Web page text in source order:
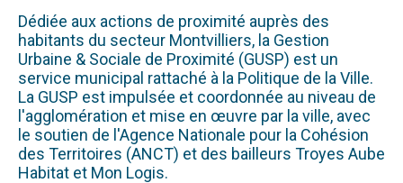
Dédiée aux actions de proximité auprès des
habitants du secteur Montvilliers, la Gestion
Urbaine & Sociale de Proximité (GUSP) est un
service municipal rattaché à la Politique de la Ville.
La GUSP est impulsée et coordonnée au niveau de
l'agglomération et mise en œuvre par la ville, avec
le soutien de l'Agence Nationale pour la Cohésion
des Territoires (ANCT) et des bailleurs Troyes Aube
Habitat et Mon Logis.